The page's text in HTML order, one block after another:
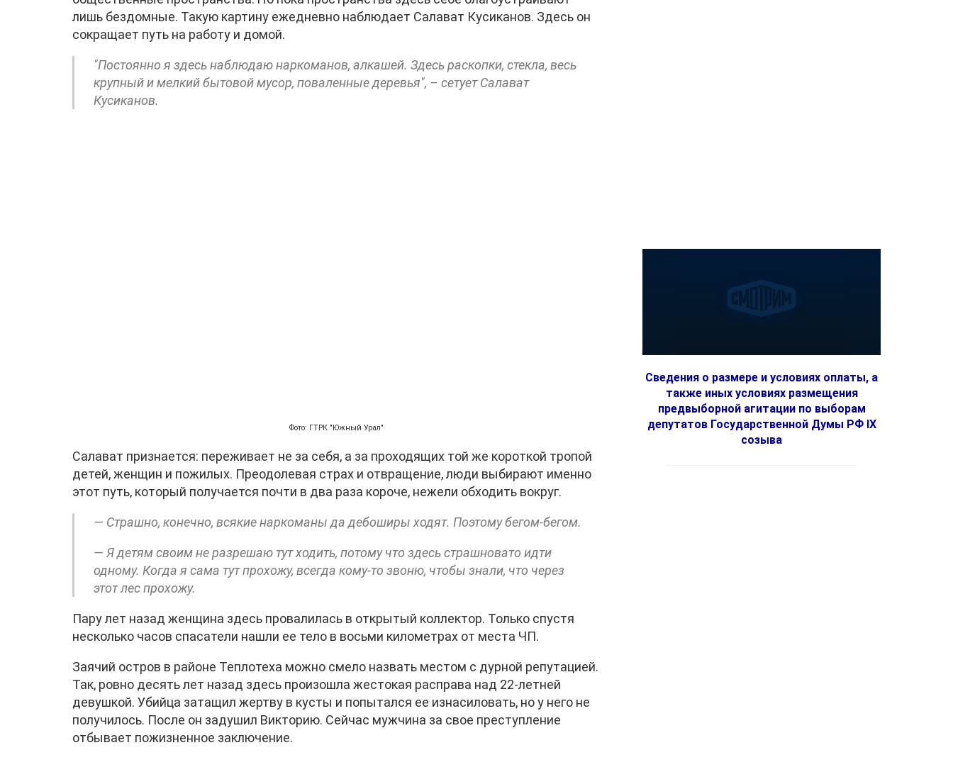
лишь бездомные. Такую картину ежедневно наблюдает Салават Кусиканов. Здесь он
сокращает путь на работу и домой.
"Постоянно я здесь наблюдаю наркоманов, алкашей. Здесь раскопки, стекла, весь
крупный и мелкий бытовой мусор, поваленные деревья", – сетует Салават
Кусиканов.
Фото: ГТРК "Южный Урал"
Салават признается: переживает не за себя, а за проходящих той же короткой тропой
детей, женщин и пожилых. Преодолевая страх и отвращение, люди выбирают именно
этот путь, который получается почти в два раза короче, нежели обходить вокруг.
— Страшно, конечно, всякие наркоманы да дебоширы ходят. Поэтому бегом-бегом.
— Я детям своим не разрешаю тут ходить, потому что здесь страшновато идти
одному. Когда я сама тут прохожу, всегда кому-то звоню, чтобы знали, что через
этот лес прохожу.
Пару лет назад женщина здесь провалилась в открытый коллектор. Только спустя
несколько часов спасатели нашли ее тело в восьми километрах от места ЧП.
Заячий остров в районе Теплотеха можно смело назвать местом с дурной репутацией.
Так, ровно десять лет назад здесь произошла жестокая расправа над 22-летней
девушкой. Убийца затащил жертву в кусты и попытался ее изнасиловать, но у него не
получилось. После он задушил Викторию. Сейчас мужчина за свое преступление
отбывает пожизненное заключение.
Сведения о размере и условиях оплаты, а
также иных условиях размещения
предвыборной агитации по выборам
депутатов Государственной Думы РФ IX
созыва